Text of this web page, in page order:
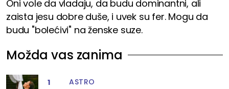
Oni vole da vladaju, da budu dominantni, ali
zaista jesu dobre duše, i uvek su fer. Mogu da
budu "bolećivi" na ženske suze.
Možda vas zanima
1 ASTRO